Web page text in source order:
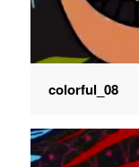
colorful_08